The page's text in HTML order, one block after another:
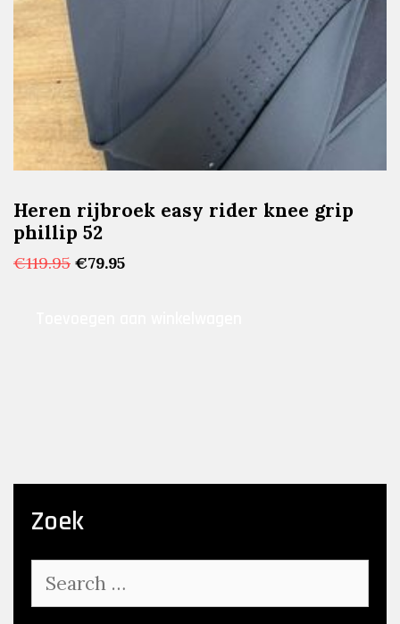
Heren rijbroek easy rider knee grip
phillip 52
€119.95 Oorspronkelijke
€79.95Huidige
Zoek
for: